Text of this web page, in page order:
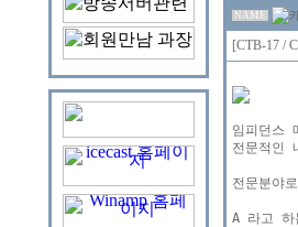
NAME
[CTB-17 /
임피던스
전문적인
전문분야
A 라고 하